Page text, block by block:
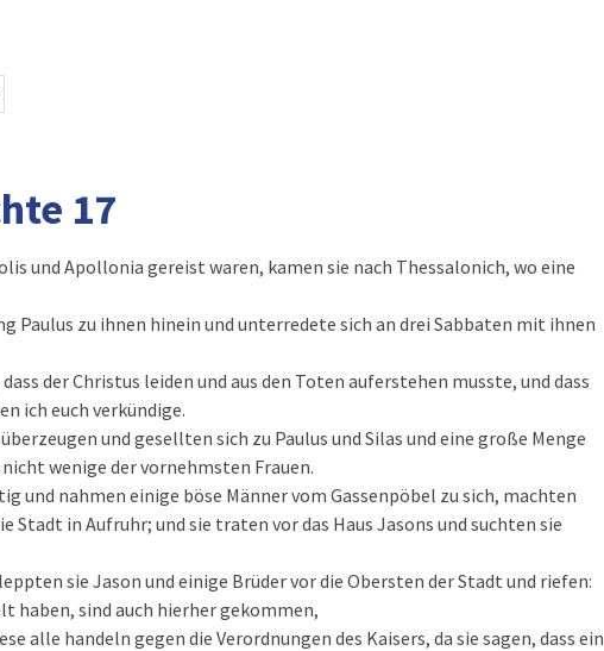
17
und Apollonia gereist waren, kamen sie nach Thessalonich, wo eine
Paulus zu ihnen hinein und unterredete sich an drei Sabbaten mit ihnen
der Christus leiden und aus den Toten auferstehen musste, und dass
ich euch verkündige.
und gesellten sich zu Paulus und Silas und eine große Menge
wenige der vornehmsten Frauen.
und nahmen einige böse Männer vom Gassenpöbel zu sich, machten
Stadt in Aufruhr; und sie traten vor das Haus Jasons und suchten sie
sie Jason und einige Brüder vor die Obersten der Stadt und riefen:
haben, sind auch hierher gekommen,
alle handeln gegen die Verordnungen des Kaisers, da sie sagen, dass ein